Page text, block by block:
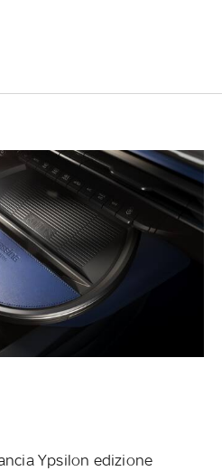
Ypsilon edizione